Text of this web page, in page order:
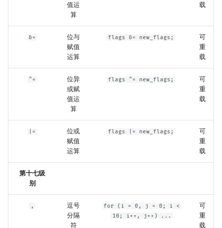
值运
算
载
&=
位与
赋值
运算
flags &= new_flags;
可
重
载
^=
位异
或赋
值运
算
flags ^= new_flags;
可
重
载
|=
位或
赋值
运算
flags |= new_flags;
可
重
载
第十七级
别
,
逗号
分隔
符
for (i = 0, j = 0; i <
10; i++, j++) ...
可
重
载